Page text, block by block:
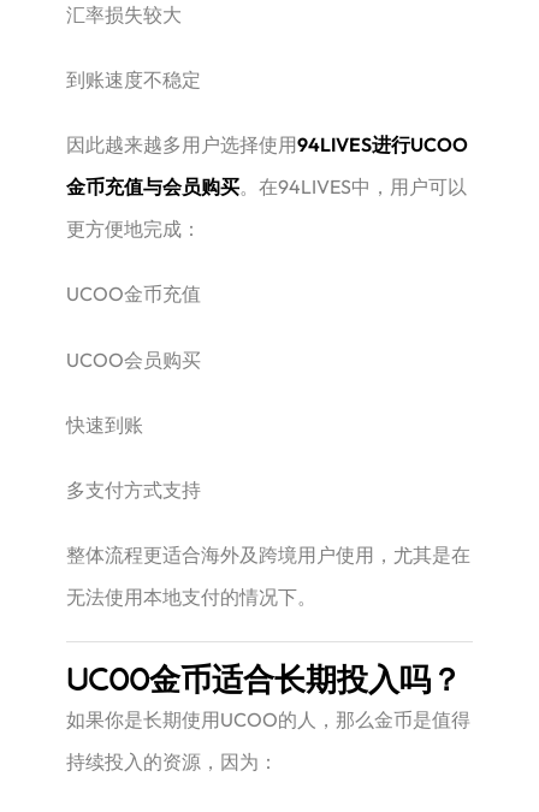
汇率损失较大
到账速度不稳定
因此越来越多用户选择使用94LIVES进行UCOO
金币充值与会员购买。在94LIVES中，用户可以
更方便地完成：
UCOO金币充值
UCOO会员购买
快速到账
多支付方式支持
整体流程更适合海外及跨境用户使用，尤其是在
无法使用本地支付的情况下。
UCOO金币适合长期投入吗？
如果你是长期使用UCOO的人，那么金币是值得
持续投入的资源，因为：